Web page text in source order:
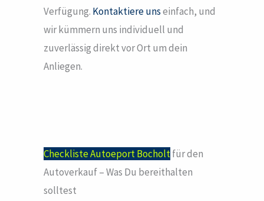
Verfügung. Kontaktiere unseinfach, und
wir kümmern uns individuell und
zuverlässig direkt vor Ort um dein
Anliegen.
Checkliste Autoeport Bocholtfür den
Autoverkauf – Was Du bereithalten
solltest